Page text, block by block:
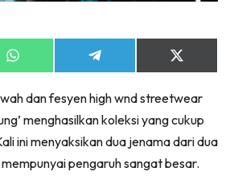
Share
on
Share
on
Share
on
(Twitter)
dan fesyen high wnd streetwear
menghasilkan koleksi yang cukup
ini menyaksikan dua jenama dari dua
pengaruh sangat besar.